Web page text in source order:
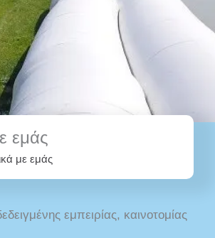
εμάς
με εμάς
εμπειρίας, καινοτομίας